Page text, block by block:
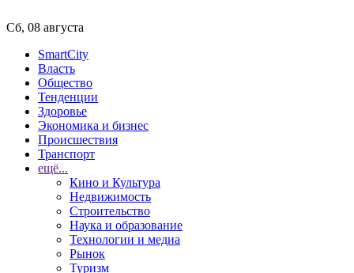
Сб, 08 августа
SmartCity
Власть
Общество
Тенденции
Здоровье
Экономика и бизнес
Происшествия
Транспорт
ещё...
Кино и Культура
Недвижимость
Строительство
Наука и образование
Технологии и медиа
Рынок
Туризм